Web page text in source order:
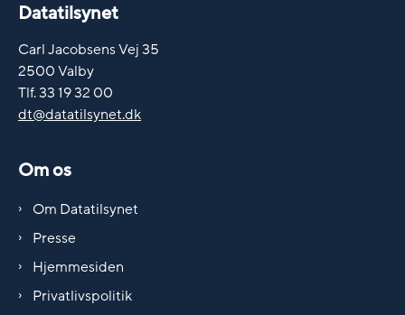
Datatilsynet
Carl Jacobsens Vej 35
2500 Valby
Tlf. 33 19 32 00
dt@datatilsynet.dk
Om os
Om Datatilsynet
Presse
Hjemmesiden
Privatlivspolitik